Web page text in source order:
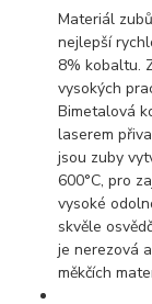
Materiál
nejlepší
8% kobaltu.
vysokých
Bimetalová
laserem
jsou zuby
600°C, pro
vysoké
skvěle
je nerezová
měkčích